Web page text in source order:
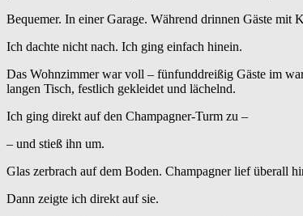
Bequemer. In einer Garage. Während drinnen Gäste mit
Ich dachte nicht nach. Ich ging einfach hinein.
Das Wohnzimmer war voll – fünfunddreißig Gäste im
langen Tisch, festlich gekleidet und lächelnd.
Ich ging direkt auf den Champagner-Turm zu –
– und stieß ihn um.
Glas zerbrach auf dem Boden. Champagner lief überall
Dann zeigte ich direkt auf sie.